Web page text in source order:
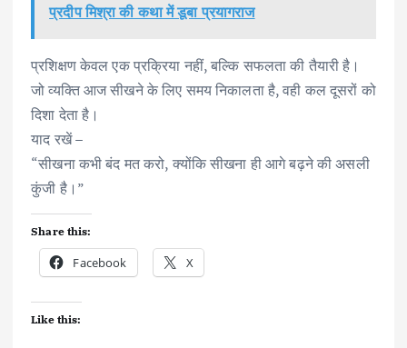
प्रदीप मिश्रा की कथा में डूबा प्रयागराज
प्रशिक्षण केवल एक प्रक्रिया नहीं, बल्कि सफलता की तैयारी है।
जो व्यक्ति आज सीखने के लिए समय निकालता है, वही कल दूसरों को
दिशा देता है।
याद रखें –
“सीखना कभी बंद मत करो, क्योंकि सीखना ही आगे बढ़ने की असली
कुंजी है।”
Share this:
Facebook X
Like this: